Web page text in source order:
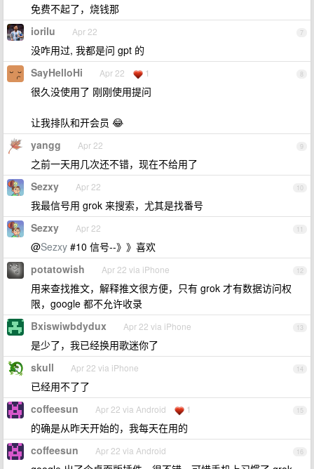
免费不起了，烧钱那
7
iorilu Apr 22
没咋用过, 我都是问 gpt 的
8
SayHelloHi Apr 22 1
很久没使用了 刚刚使用提问
让我排队和开会员 😂
9
yangg Apr 22
之前一天用几次还不错，现在不给用了
10
Sezxy Apr 22
我最信号用 grok 来搜索，尤其是找番号
11
Sezxy Apr 22
@Sezxy #10 信号--》》喜欢
12
potatowish Apr 22 via iPhone
用来查找推文，解释推文很方便，只有 grok 才有数据访问权
限，google 都不允许收录
13
Bxiswiwbdydux Apr 22 via iPhone
是少了，我已经换用歌迷你了
14
skull Apr 22 via iPhone
已经用不了了
15
coffeesun Apr 22 via Android 1
的确是从昨天开始的，我每天在用的
16
coffeesun Apr 22 via Android